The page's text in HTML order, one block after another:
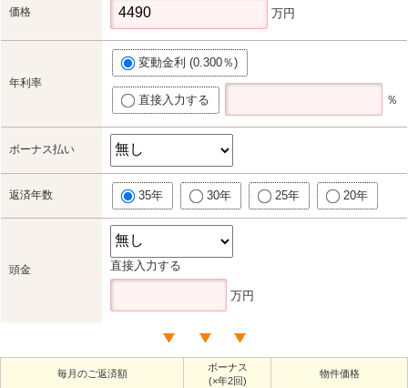
価格 万円
年利率
変動金利 (0.300％)
直接入力する ％
ボーナス払い
返済年数 35年 30年 25年 20年
頭金 直接入力する
万円
毎月のご返済額
ボーナス
(×年2回)
物件価格